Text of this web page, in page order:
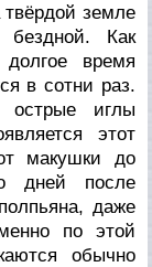
земле
бездной. Как
время
в сотни раз.
иглы
этот
макушки до
дней после
даже
по этой
обычно